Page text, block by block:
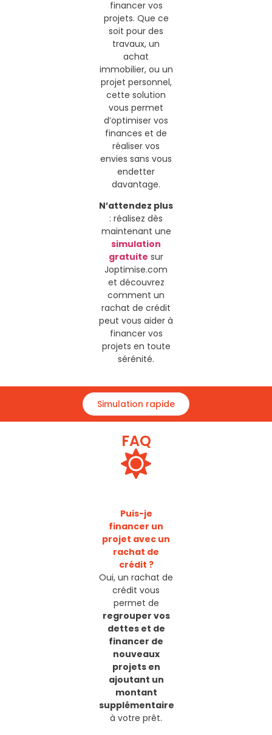
financer vos
projets. Que ce
soit pour des
travaux, un
achat
immobilier, ou un
projet personnel,
cette solution
vous permet
d’optimiser vos
finances et de
réaliser vos
envies sans vous
endetter
davantage.
N’attendez plus
: réalisez dès
maintenant une
simulation
gratuite sur
Joptimise.com
et découvrez
comment un
rachat de crédit
peut vous aider à
financer vos
projets en toute
sérénité.
Simulation rapide
FAQ
Puis-je
financer un
projet avec un
rachat de
crédit ?
Oui, un rachat de
crédit vous
permet de
regrouper vos
dettes et de
financer de
nouveaux
projets en
ajoutant un
montant
supplémentaire
à votre prêt.